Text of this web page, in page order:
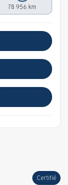
78 956 km
Certifié